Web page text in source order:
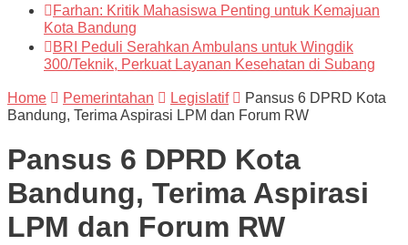
Farhan: Kritik Mahasiswa Penting untuk Kemajuan
Kota Bandung
BRI Peduli Serahkan Ambulans untuk Wingdik
300/Teknik, Perkuat Layanan Kesehatan di Subang
Home Pemerintahan Legislatif
Pansus 6 DPRD Kota
Bandung, Terima Aspirasi LPM dan Forum RW
Pansus 6 DPRD Kota
Bandung, Terima Aspirasi
LPM dan Forum RW